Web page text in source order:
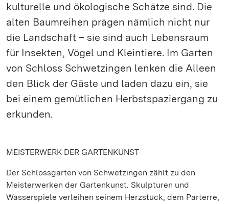
kulturelle und ökologische Schätze sind. Die
alten Baumreihen prägen nämlich nicht nur
die Landschaft – sie sind auch Lebensraum
für Insekten, Vögel und Kleintiere. Im Garten
von Schloss Schwetzingen lenken die Alleen
den Blick der Gäste und laden dazu ein, sie
bei einem gemütlichen Herbstspaziergang zu
erkunden.
MEISTERWERK DER GARTENKUNST
Der Schlossgarten von Schwetzingen zählt zu den
Meisterwerken der Gartenkunst. Skulpturen und
Wasserspiele verleihen seinem Herzstück, dem Parterre,